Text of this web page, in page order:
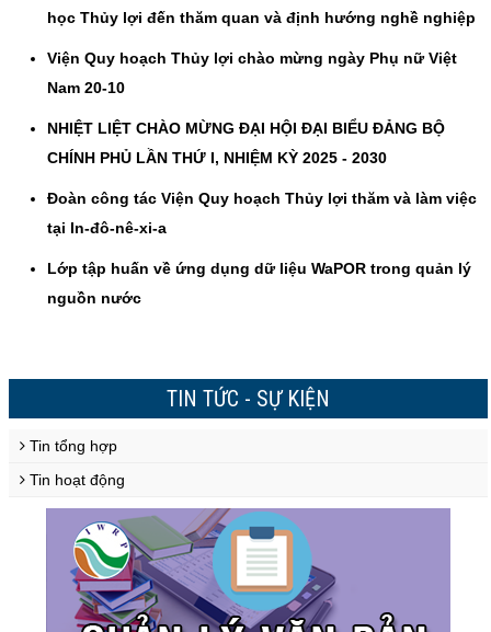
học Thủy lợi đến thăm quan và định hướng nghề nghiệp
Viện Quy hoạch Thủy lợi chào mừng ngày Phụ nữ Việt
Nam 20-10
NHIỆT LIỆT CHÀO MỪNG ĐẠI HỘI ĐẠI BIỂU ĐẢNG BỘ
CHÍNH PHỦ LẦN THỨ I, NHIỆM KỲ 2025 - 2030
Đoàn công tác Viện Quy hoạch Thủy lợi thăm và làm việc
tại In-đô-nê-xi-a
Lớp tập huấn về ứng dụng dữ liệu WaPOR trong quản lý
nguồn nước
TIN TỨC - SỰ KIỆN
Tin tổng hợp
Tin hoạt động